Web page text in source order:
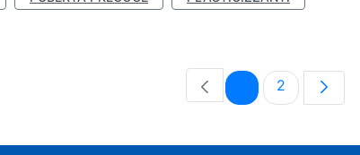
PaginaPagina
2